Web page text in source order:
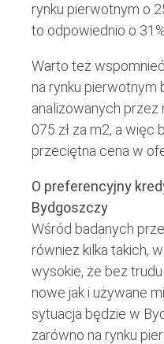
rynku pierwotnym o
to odpowiednio o
Warto też
na rynku pierwotnym
analizowanych przez
075 zł za m2, a więc
przeciętna cena w
O preferencyjny
Bydgoszczy
Wśród badanych
również kilka takich,
wysokie, że bez
nowe jak i używane
sytuacja będzie w
zarówno na rynku